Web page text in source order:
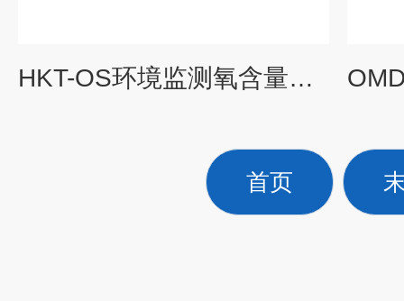
HKT-OS环境监测氧含量变送器气体检测仪氧量分析仪
首页